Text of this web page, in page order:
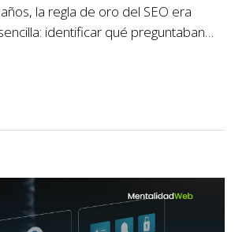
la regla de oro del SEO era
identificar qué preguntaban…